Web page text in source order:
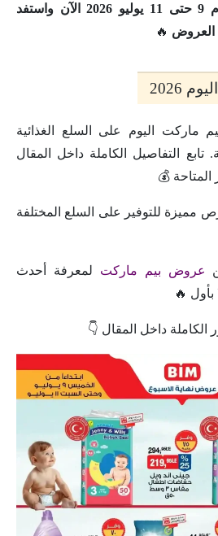
اكتشف عروض بيم اليوم 9 حتى 11 يوليو 2026 الآن واستفد
العروض 🔥
2026
ماركت اليوم على السلع الغذائية
تابع التفاصيل الكاملة داخل المقال
💰
مميزة للتوفير على السلع المختلفة
عروض بيم ماركت لمعرفة أحدث
بأول 🔥
الكاملة داخل المقال 👇